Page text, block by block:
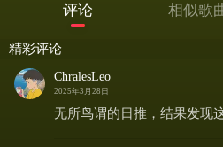
人声录制：张强
混音工程师/母带处理：付威&
统筹：可乐
评论 相似歌
精彩评论
ChralesLeo
2025年3月28日
无所鸟谓的日推，结果发现